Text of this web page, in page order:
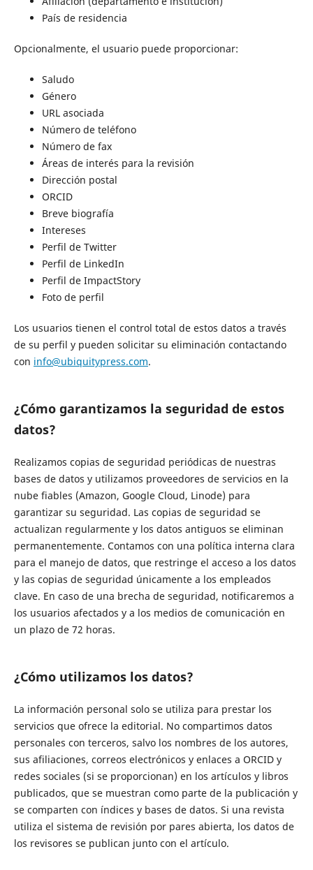
País de residencia
Opcionalmente, el usuario puede proporcionar:
Saludo
Género
URL asociada
Número de teléfono
Número de fax
Áreas de interés para la revisión
Dirección postal
ORCID
Breve biografía
Intereses
Perfil de Twitter
Perfil de LinkedIn
Perfil de ImpactStory
Foto de perfil
Los usuarios tienen el control total de estos datos a través
de su perfil y pueden solicitar su eliminación contactando
con info@ubiquitypress.com.
¿Cómo garantizamos la seguridad de estos
datos?
Realizamos copias de seguridad periódicas de nuestras
bases de datos y utilizamos proveedores de servicios en la
nube fiables (Amazon, Google Cloud, Linode) para
garantizar su seguridad. Las copias de seguridad se
actualizan regularmente y los datos antiguos se eliminan
permanentemente. Contamos con una política interna clara
para el manejo de datos, que restringe el acceso a los datos
y las copias de seguridad únicamente a los empleados
clave. En caso de una brecha de seguridad, notificaremos a
los usuarios afectados y a los medios de comunicación en
un plazo de 72 horas.
¿Cómo utilizamos los datos?
La información personal solo se utiliza para prestar los
servicios que ofrece la editorial. No compartimos datos
personales con terceros, salvo los nombres de los autores,
sus afiliaciones, correos electrónicos y enlaces a ORCID y
redes sociales (si se proporcionan) en los artículos y libros
publicados, que se muestran como parte de la publicación y
se comparten con índices y bases de datos. Si una revista
utiliza el sistema de revisión por pares abierta, los datos de
los revisores se publican junto con el artículo.